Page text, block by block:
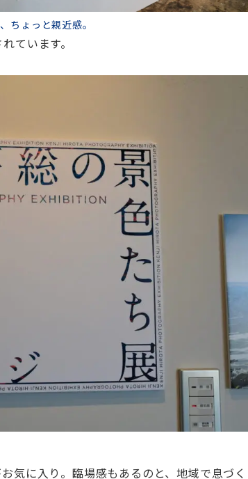
ちょっと親近感。
ています。
気に入り。臨場感もあるのと、地域で息づく